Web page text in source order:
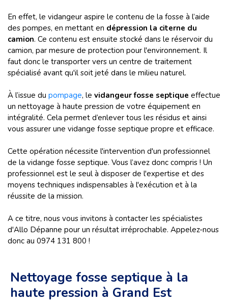
En effet, le vidangeur aspire le contenu de la fosse à l’aide
des pompes, en mettant en dépression la citerne du
camion. Ce contenu est ensuite stocké dans le réservoir du
camion, par mesure de protection pour l'environnement. Il
faut donc le transporter vers un centre de traitement
spécialisé avant qu'il soit jeté dans le milieu naturel.
À l’issue du pompage, le vidangeur fosse septique effectue
un nettoyage à haute pression de votre équipement en
intégralité. Cela permet d’enlever tous les résidus et ainsi
vous assurer une vidange fosse septique propre et efficace.
Cette opération nécessite l'intervention d'un professionnel
de la vidange fosse septique. Vous l’avez donc compris ! Un
professionnel est le seul à disposer de l'expertise et des
moyens techniques indispensables à l'exécution et à la
réussite de la mission.
A ce titre, nous vous invitons à contacter les spécialistes
d'Allo Dépanne pour un résultat irréprochable. Appelez-nous
donc au 0974 131 800 !
Nettoyage fosse septique à la
haute pression à Grand Est